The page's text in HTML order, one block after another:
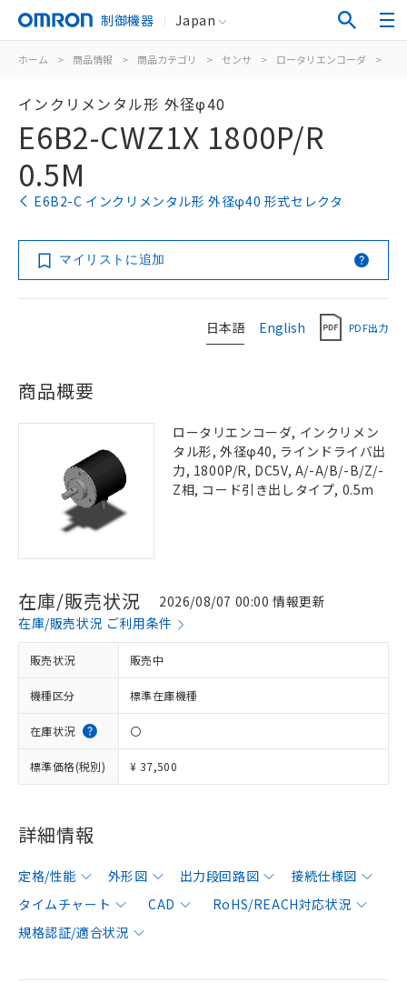
制御機器 Japan
ホーム > 商品情報 > 商品カテゴリ > センサ > ロータリエンコーダ >
インクリメンタル形 外径φ40
E6B2-CWZ1X 1800P/R
0.5M
E6B2-C インクリメンタル形 外径φ40 形式セレクタ
マイリストに追加
日本語 English PDF出力
商品概要
ロータリエンコーダ, インクリメン
タル形, 外径φ40, ラインドライバ出
力, 1800P/R, DC5V, A/-A/B/-B/Z/-
Z相, コード引き出しタイプ, 0.5m
在庫/販売状況
2026/08/07 00:00 情報更新
在庫/販売状況 ご利用条件
販売状況 販売中
機種区分 標準在庫機種
在庫状況 〇
標準価格(税別) ¥ 37,500
詳細情報
定格/性能 外形図 出力段回路図
接続仕様図
タイムチャート
CAD
RoHS/REACH対応状況
規格認証/適合状況